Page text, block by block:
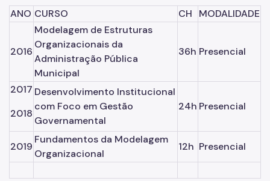
ANO CURSO CH MODALIDADE
2016
Modelagem de Estruturas
Organizacionais da
Administração Pública
Municipal
36h Presencial
2017
2018
Desenvolvimento Institucional
com Foco em Gestão
Governamental
24h Presencial
2019
Fundamentos da Modelagem
Organizacional
12h Presencial